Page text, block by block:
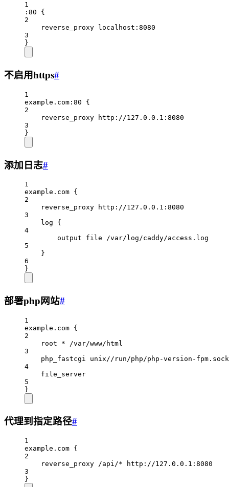
1
:80 {
2
reverse_proxy localhost:8080
3
}
不启用https#
1
example.com:80 {
2
reverse_proxy http://127.0.0.1:8080
3
}
添加日志#
1
example.com {
2
reverse_proxy http://127.0.0.1:8080
3
log {
4
output file /var/log/caddy/access.log
5
}
6
}
部署php网站#
1
example.com {
2
root * /var/www/html
3
php_fastcgi unix//run/php/php-version-fpm.sock
4
file_server
5
}
代理到指定路径#
1
example.com {
2
reverse_proxy /api/* http://127.0.0.1:8080
3
}